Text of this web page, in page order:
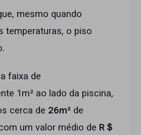
mesmo quando
temperaturas, o piso
faixa de
1m² ao lado da piscina,
cerca de 26m² de
um valor médio de R＄